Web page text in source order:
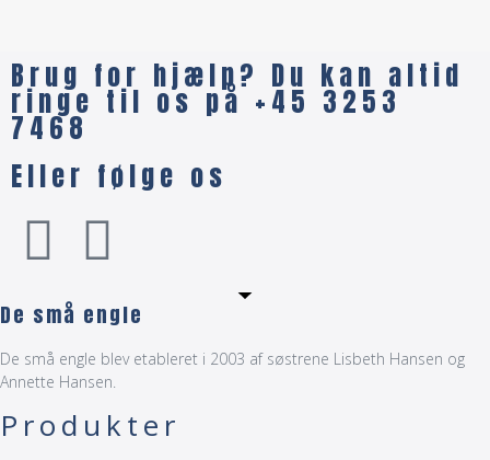
Brug for hjælp? Du kan altid
ringe til os på +45 3253
7468
Eller følge os
De små engle
De små engle blev etableret i 2003 af søstrene Lisbeth Hansen og
Annette Hansen.
Produkter